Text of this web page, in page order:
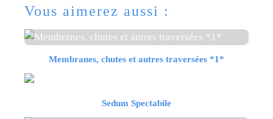
Vous aimerez aussi :
Membranes, chutes et autres traversées *1*
Sedum Spectabile